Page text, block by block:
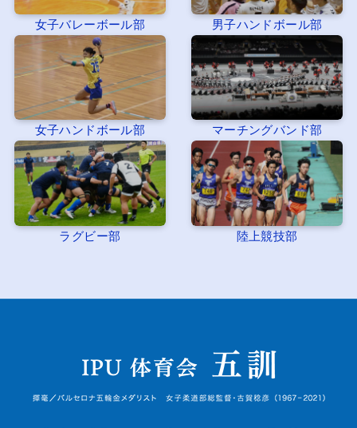
女子バレーボール部 男子ハンドボール部
女子ハンドボール部 マーチングバンド部
ラグビー部 陸上競技部